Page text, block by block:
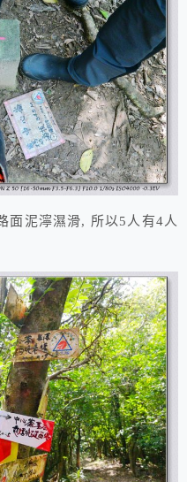
面泥濘濕滑, 所以5人有4人